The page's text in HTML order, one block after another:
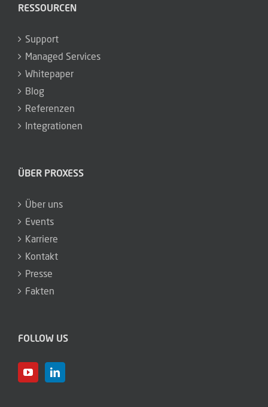
RESSOURCEN
Support
Managed Services
Whitepaper
Blog
Referenzen
Integrationen
ÜBER PROXESS
Über uns
Events
Karriere
Kontakt
Presse
Fakten
FOLLOW US